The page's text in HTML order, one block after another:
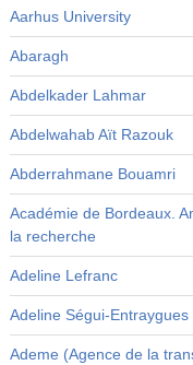
Aarhus University
Abaragh
Abdelkader Lahmar
Abdelwahab Aït Razouk
Abderrahmane Bouamri
Académie de Bordeaux.
la recherche
Adeline Lefranc
Adeline Ségui-Entraygues
Ademe (Agence de la